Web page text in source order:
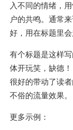
入不同的情绪，
户的共鸣。通常
好，用在标题里会
有个标题是这样
体开玩笑，缺德
很好的带动了读
不俗的流量效果。
更多示例：